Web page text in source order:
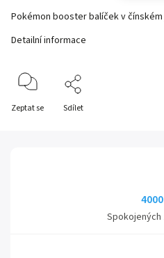
Pokémon booster balíček v
Detailní informace
Zeptat se Sdílet
Spokojených